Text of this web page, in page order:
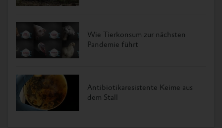
Wie Tierkonsum zur nächsten
Pandemie führt
Antibiotikaresistente Keime aus
dem Stall